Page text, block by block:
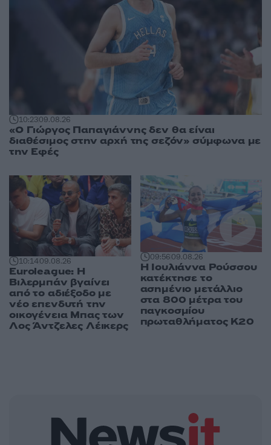
10:2309.08.26
«Ο Γιώργος Παπαγιάννης δεν θα είναι
διαθέσιμος στην αρχή της σεζόν» σύμφωνα με
την Εφές
10:1409.08.26
Euroleague: Η
Βιλερμπάν βγαίνει
από το αδιέξοδο με
νέο επενδυτή την
οικογένεια Μπας των
Λος Άντζελες Λέικερς
09:5609.08.26
Η Ιουλιάννα Ρούσσου
κατέκτησε το
ασημένιο μετάλλιο
στα 800 μέτρα του
παγκοσμίου
πρωταθλήματος Κ20